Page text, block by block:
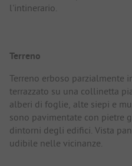
l'intinerario.
Terreno
Terreno erboso parzialmente
terrazzato su una collinetta
alberi di foglie, alte siepi e
sono pavimentate con pietre
dintorni degli edifici. Vista
udibile nelle vicinanze.